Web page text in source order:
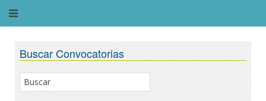
Buscar Convocatorias